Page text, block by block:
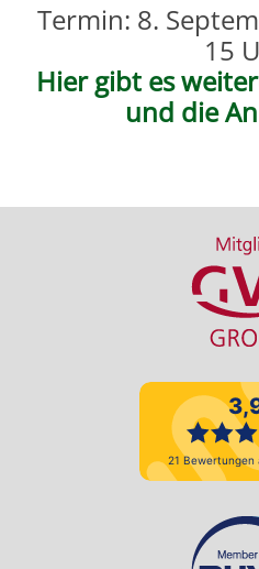
Termin: 8.
15
Hier gibt es
und die